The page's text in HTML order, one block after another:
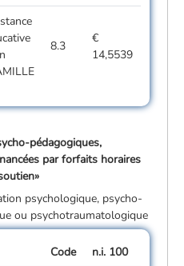
8.3
€
14,5539
pédagogiques,
par forfaits horaires
psychologique, psycho-
ou psychotraumatologique
Code
n.i. 100